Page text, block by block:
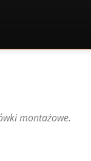
montażowe.